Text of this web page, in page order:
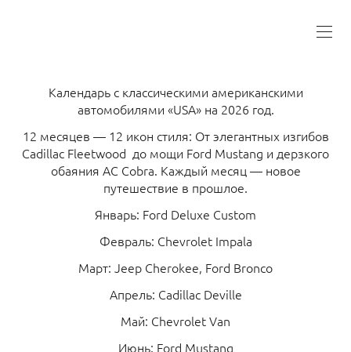
Календарь с классическими американскими
автомобилями «USA» на 2026 год.
12 месяцев — 12 икон стиля: От элегантных изгибов
Cadillac Fleetwood до мощи Ford Mustang и дерзкого
обаяния AC Cobra. Каждый месяц — новое
путешествие в прошлое.
Январь: Ford Deluxe Custom
Февраль: Chevrolet Impala
Март: Jeep Cherokee, Ford Bronco
Апрель: Cadillac Deville
Май: Chevrolet Van
Июнь: Ford Mustang